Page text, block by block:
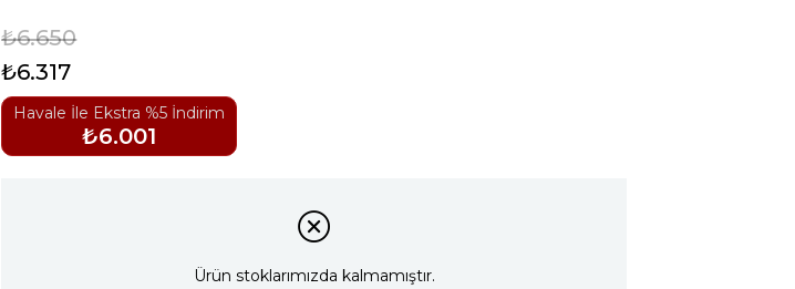
₺6.650
₺6.317
Havale İle Ekstra %5 İndirim
₺6.001
Ürün stoklarımızda kalmamıştır.